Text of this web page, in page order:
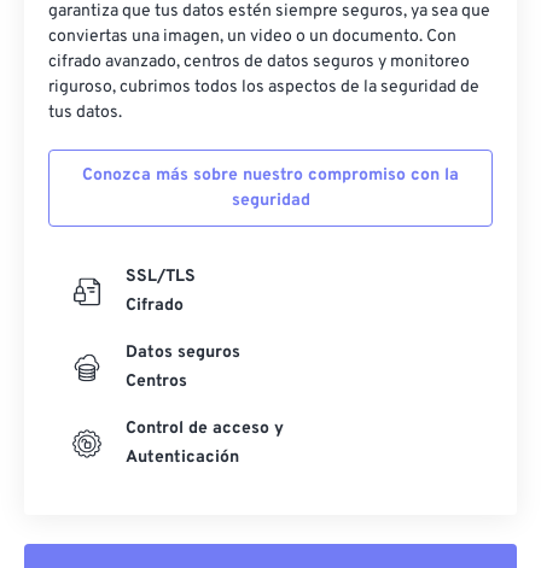
garantiza que tus datos estén siempre seguros, ya sea que
conviertas una imagen, un video o un documento. Con
cifrado avanzado, centros de datos seguros y monitoreo
riguroso, cubrimos todos los aspectos de la seguridad de
tus datos.
Conozca más sobre nuestro compromiso con la
seguridad
SSL/TLS
Cifrado
Datos seguros
Centros
Control de acceso y
Autenticación